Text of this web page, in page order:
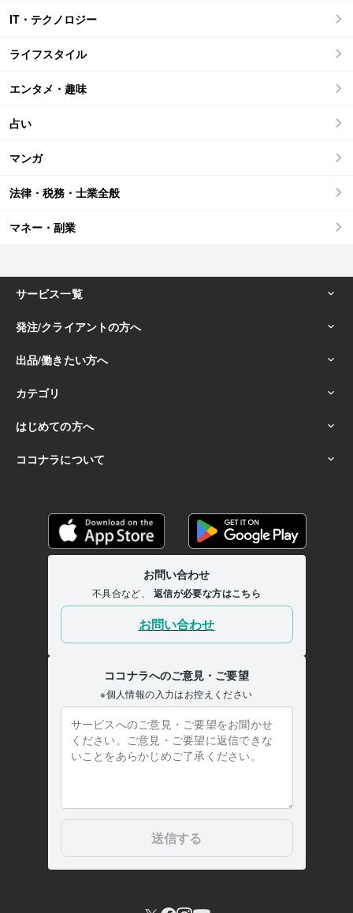
IT・テクノロジー
ライフスタイル
エンタメ・趣味
占い
マンガ
法律・税務・士業全般
マネー・副業